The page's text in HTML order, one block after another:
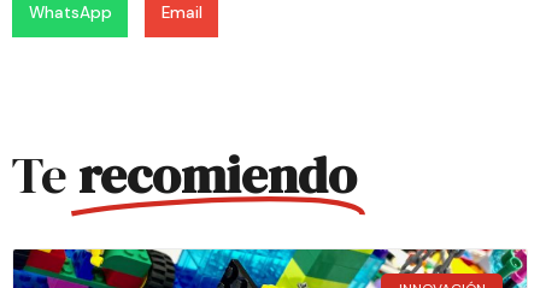
WhatsApp Email
Terecomiendo